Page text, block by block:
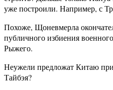
уже построили. Например, с
Похоже, Щоневмерла
публичного избиения
Рыжего.
Неужели предложат Китаю
Тайбэя?